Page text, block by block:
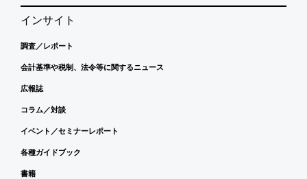
インサイト
調査／レポート
会計基準や税制、法令等に関するニュース
広報誌
コラム／対談
イベント／セミナーレポート
各種ガイドブック
書籍